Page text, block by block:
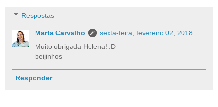
Respostas
Marta Carvalho
sexta-feira, fevereiro 02, 2018
Muito obrigada Helena! :D
beijinhos
Responder